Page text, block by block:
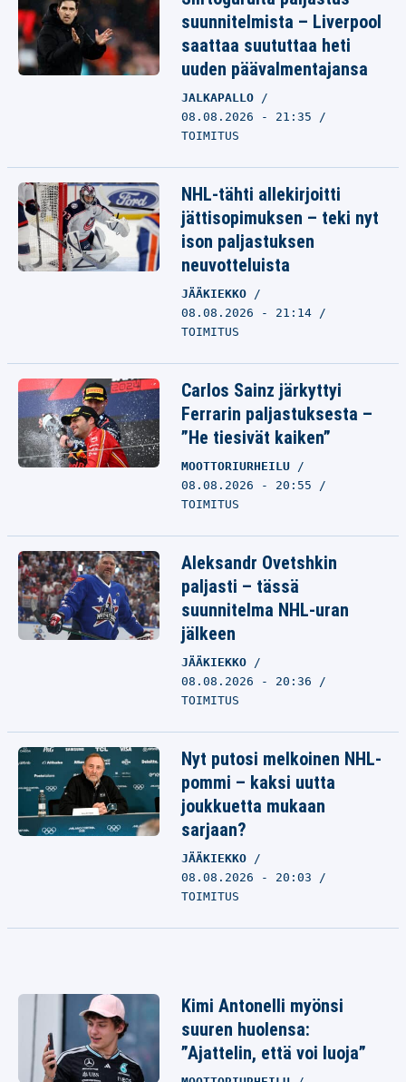
suunnitelmista – Liverpool
saattaa suututtaa heti
uuden päävalmentajansa
JALKAPALLO
08.08.2026 - 21:35
TOIMITUS
NHL-tähti allekirjoitti
jättisopimuksen – teki nyt
ison paljastuksen
neuvotteluista
JÄÄKIEKKO
08.08.2026 - 21:14
TOIMITUS
Carlos Sainz järkyttyi
Ferrarin paljastuksesta –
”He tiesivät kaiken”
MOOTTORIURHEILU
08.08.2026 - 20:55
TOIMITUS
Aleksandr Ovetshkin
paljasti – tässä
suunnitelma NHL-uran
jälkeen
JÄÄKIEKKO
08.08.2026 - 20:36
TOIMITUS
Nyt putosi melkoinen NHL-
pommi – kaksi uutta
joukkuetta mukaan
sarjaan?
JÄÄKIEKKO
08.08.2026 - 20:03
TOIMITUS
Kimi Antonelli myönsi
suuren huolensa:
”Ajattelin, että voi luoja”